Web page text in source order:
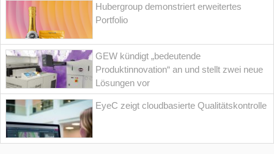
Hubergroup demonstriert erweitertes
Portfolio
GEW kündigt „bedeutende
Produktinnovation“ an und stellt zwei neue
Lösungen vor
EyeC zeigt cloudbasierte Qualitätskontrolle